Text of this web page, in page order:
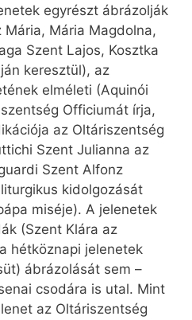
egyrészt ábrázolják
Mária Magdolna,
Szent Lajos, Kosztka
keresztül), az
elméleti (Aquinói
Officiumát írja,
az Oltáriszentség
Szent Julianna az
Szent Alfonz
kidolgozását
miséje). A jelenetek
(Szent Klára az
hétköznapi jelenetek
ábrázolását sem –
csodára is utal. Mint
az Oltáriszentség